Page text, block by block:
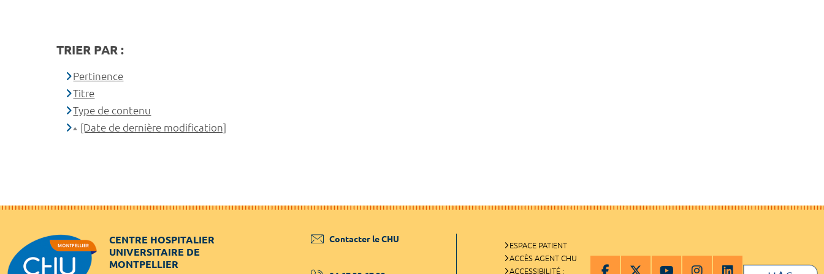
TRIER PAR :
Pertinence
Titre
Type de contenu
[Date de dernière modification]
CENTRE HOSPITALIER
UNIVERSITAIRE DE
MONTPELLIER
Contacter le CHU
ESPACE PATIENT
ACCÈS AGENT CHU
ACCESSIBILITÉ :